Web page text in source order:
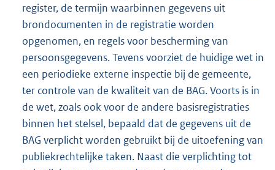
register, de termijn waarbinnen gegevens uit
brondocumenten in de registratie worden
opgenomen, en regels voor bescherming van
persoonsgegevens. Tevens voorziet de huidige wet in
een periodieke externe inspectie bij de gemeente,
ter controle van de kwaliteit van de BAG. Voorts is in
de wet, zoals ook voor de andere basisregistraties
binnen het stelsel, bepaald dat de gegevens uit de
BAG verplicht worden gebruikt bij de uitoefening van
publiekrechtelijke taken. Naast die verplichting tot